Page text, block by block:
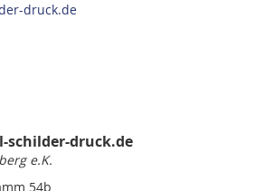
druck.de
schilder-druck.de
e.K.
54b